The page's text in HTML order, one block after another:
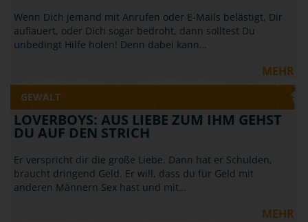
Wenn Dich jemand mit Anrufen oder E-Mails belästigt, Dir
auflauert, oder Dich sogar bedroht, dann solltest Du
unbedingt Hilfe holen! Denn dabei kann…
MEHR
GEWALT
LOVERBOYS: AUS LIEBE ZUM IHM GEHST
DU AUF DEN STRICH
Er verspricht dir die große Liebe. Dann hat er Schulden,
braucht dringend Geld. Er will, dass du für Geld mit
anderen Männern Sex hast und mit…
MEHR